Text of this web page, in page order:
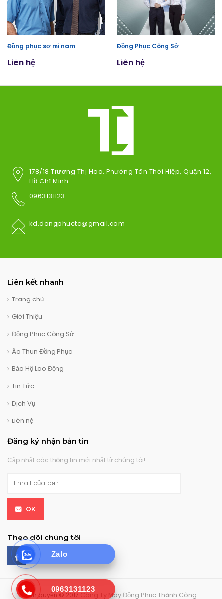
Đồng phục sơ mi nam
Liên hệ
Đồng Phục Công Sở
Liên hệ
178/18 Trương Thị Hoa. Phường Tân Thới Hiệp, Quận 12,
Hồ Chí Minh.
0963131123
kd.dongphuctc@gmail.com
Liên kết nhanh
Trang chủ
Giới Thiệu
Đồng Phục Công Sở
Áo Thun Đồng Phục
Bảo Hộ Lao Động
Tin Tức
Dịch Vụ
Liên hệ
Đăng ký nhận bản tin
Cập nhật các thông tin mới nhất từ chúng tôi!
OK
Theo dõi chúng tôi
Bản quyền © 2017 Công Ty May Đồng Phục Thành Công
Zalo
0963131123